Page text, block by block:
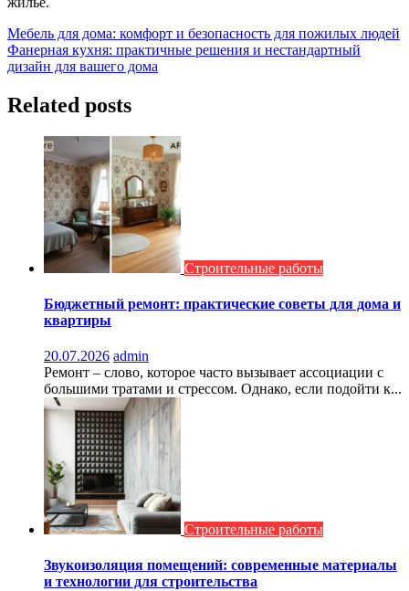
Навигация
по
Мебель для дома: комфорт и безопасность для пожилых людей
Фанерная кухня: практичные решения и нестандартный
дизайн для вашего дома
Related posts
Строительные работы
Бюджетный ремонт: практические советы для дома и
квартиры
20.07.2026 admin
Ремонт – слово, которое часто вызывает ассоциации с
большими тратами и стрессом. Однако, если подойти к...
Строительные работы
Звукоизоляция помещений: современные материалы
и технологии для строительства